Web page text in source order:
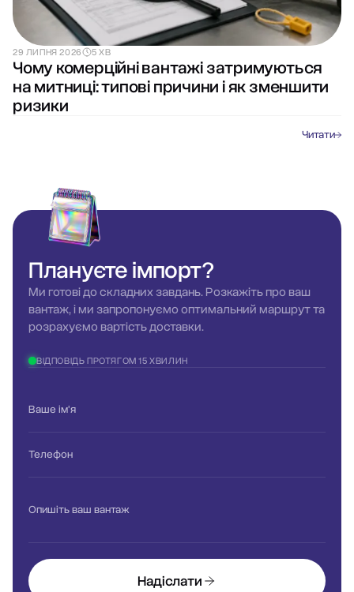
29 ЛИПНЯ 2026 5 ХВ
Чому комерційні вантажі затримуються
на митниці: типові причини і як зменшити
ризики
Читати
Плануєтеімпорт?
Ми готові до складних завдань. Розкажіть про ваш
вантаж, і ми запропонуємо оптимальний маршрут та
розрахуємо вартість доставки.
ВІДПОВІДЬ ПРОТЯГОМ 15 ХВИЛИН
Ваше ім'я
Телефон
Опишіть ваш вантаж
Надіслати